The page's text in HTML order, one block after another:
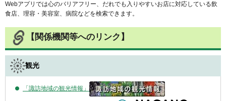
Webアプリでは心のバリアフリー、だれでも入りやすいお店に対応している飲
食店、理容・美容室、病院などを検索できます。
【関係機関等へのリンク】
観光
「諏訪地域の観光情報」